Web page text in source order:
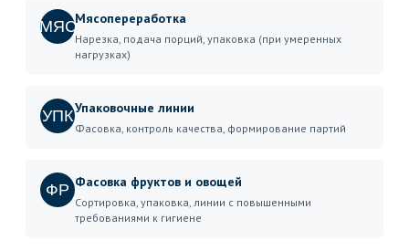
МЯСМясопереработка
Нарезка, подача порций, упаковка (при умеренных
нагрузках)
УПКУпаковочные линии
Фасовка, контроль качества, формирование партий
ФР Фасовка фруктов и овощей
Сортировка, упаковка, линии с повышенными
требованиями к гигиене